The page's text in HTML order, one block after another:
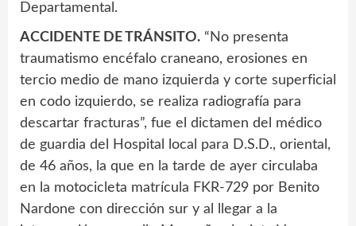
Departamental.
ACCIDENTE DE TRÁNSITO. “No presenta
traumatismo encéfalo craneano, erosiones en
tercio medio de mano izquierda y corte superficial
en codo izquierdo, se realiza radiografía para
descartar fracturas”, fue el dictamen del médico
de guardia del Hospital local para D.S.D., oriental,
de 46 años, la que en la tarde de ayer circulaba
en la motocicleta matrícula FKR-729 por Benito
Nardone con dirección sur y al llegar a la